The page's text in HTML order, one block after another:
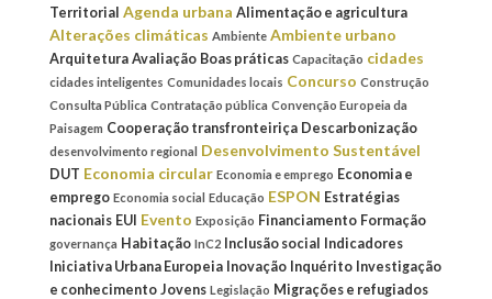
Territorial Agenda urbana Alimentação e agricultura
Alterações climáticas Ambiente Ambiente urbano
Arquitetura Avaliação Boas práticas Capacitação cidades
cidades inteligentes Comunidades locais Concurso Construção
Consulta Pública Contratação pública Convenção Europeia da
Paisagem Cooperação transfronteiriça Descarbonização
desenvolvimento regional Desenvolvimento Sustentável
DUT Economia circular Economia e emprego Economia e
emprego Economia social Educação ESPON Estratégias
nacionais EUI Evento Exposição Financiamento Formação
governança Habitação InC2 Inclusão social Indicadores
Iniciativa Urbana Europeia Inovação Inquérito Investigação
e conhecimento Jovens Legislação Migrações e refugiados